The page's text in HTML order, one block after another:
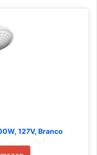
127V, Branco